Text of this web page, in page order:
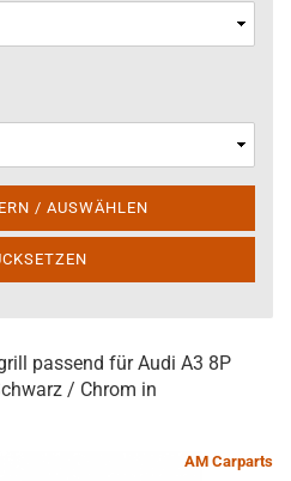
/ AUSWÄHLEN
passend für Audi A3 8P
/ Chrom in
AM Carparts